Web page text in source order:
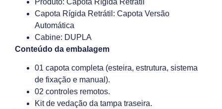
Capota Rígida Retrátil: Capota Versão
Automática
Cabine: DUPLA
Conteúdo da embalagem
01 capota completa (esteira, estrutura, sistema
de fixação e manual).
02 controles remotos.
Kit de vedação da tampa traseira.